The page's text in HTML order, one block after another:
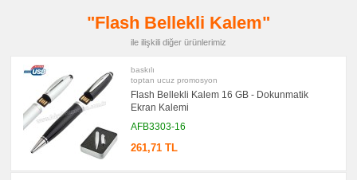
"Flash Bellekli Kalem"
ile ilişkili diğer ürünlerimiz
baskılı
toptan ucuz promosyon
Flash Bellekli Kalem 16 GB - Dokunmatik
Ekran Kalemi
AFB3303-16
261,71 TL
promosyon
Radyo
promosyon
Takvim
&
Bloknot